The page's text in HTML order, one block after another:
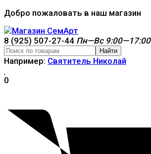
Добро пожаловать в наш магазин
8 (925) 507-27-44 Пн—Вс 9:00—17:00
Найти
Например: Святитель Николай
0